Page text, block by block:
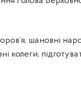
шановні
колеги,